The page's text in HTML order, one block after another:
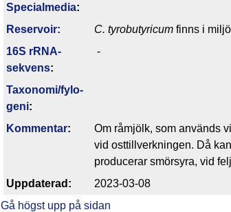
Specialmedia:
Reservoir:
C. tyrobutyricum finns i
16S rRNA-
sekvens:
-
Taxonomi/fylo­
geni:
Kommentar: Om råmjölk, som används
vid osttillverkningen. Då
producerar smörsyra, vid
Upp­da­te­rad:
2023-03-08
Gå högst upp på sidan